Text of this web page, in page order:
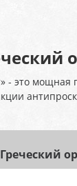
- это